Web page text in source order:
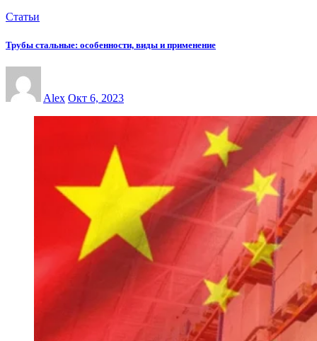
Статьи
Трубы стальные: особенности, виды и применение
Alex Окт 6, 2023